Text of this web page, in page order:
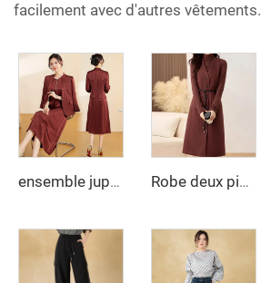
facilement avec d'autres vêtements.
ensemble jupe tendance et élégant automne 2025, veste à col en V, ensemble deux pièces Robe deux pièces à manches longues pour femmes Automne et hiver Nouvelle collection avec élégance